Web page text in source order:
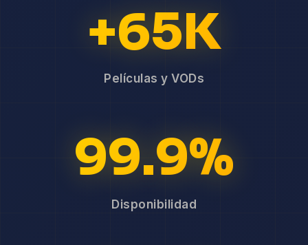
+65K
Películas y VODs
99.9%
Disponibilidad